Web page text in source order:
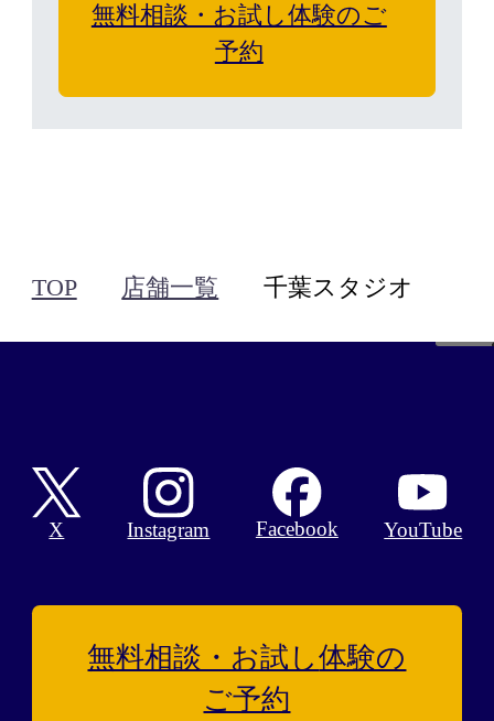
無料相談・お試し体験のご
予約
TOP 店舗一覧 千葉スタジオ
X Instagram Facebook YouTube
無料相談・お試し体験の
ご予約